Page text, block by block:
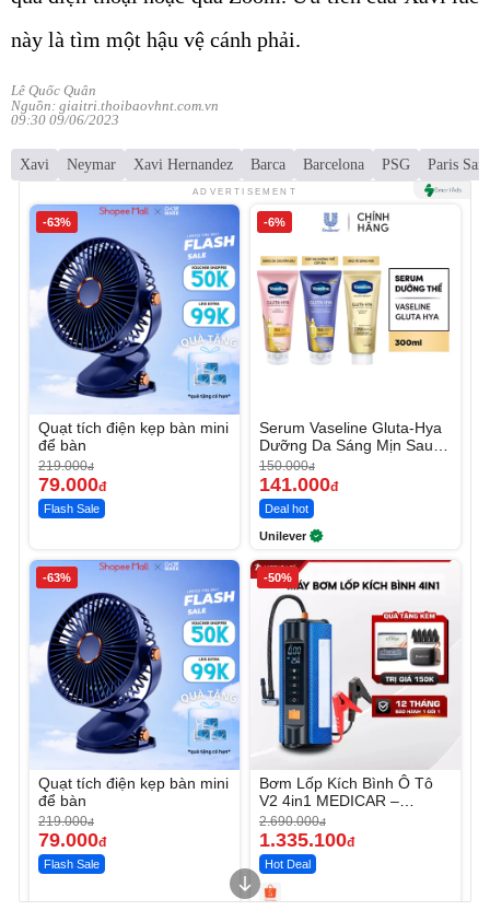
này là tìm một hậu vệ cánh phải.
Lê Quốc Quân
Nguồn: giaitri.thoibaovhnt.com.vn
09:30 09/06/2023
Xavi Neymar Xavi Hernandez Barca Barcelona PSG Paris
ADVERTISEMENT
-63%
Quạt tích điện kẹp bàn mini
để bàn
219.000đ
79.000đ
Flash Sale
-6%
Serum Vaseline Gluta-Hya
Dưỡng Da Sáng Mịn Sau 7
Ngày
150.000đ
141.000đ
Deal hot
Unilever
-63%
Quạt tích điện kẹp bàn mini
để bàn
219.000đ
79.000đ
Flash Sale
-50%
Bơm Lốp Kích Bình Ô Tô
V2 4in1 MEDICAR –
12.000mAh
2.690.000đ
1.335.100đ
Hot Deal